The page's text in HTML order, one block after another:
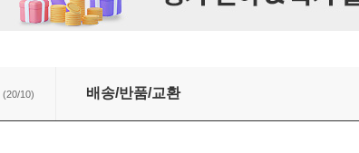
(20/10) 배송/반품/교환